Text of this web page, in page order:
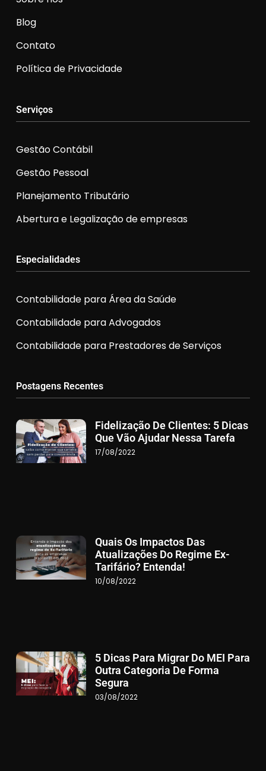
Blog
Contato
Política de Privacidade
Serviços
Gestão Contábil
Gestão Pessoal
Planejamento Tributário
Abertura e Legalização de empresas
Especialidades
Contabilidade para Área da Saúde
Contabilidade para Advogados
Contabilidade para Prestadores de Serviços
Postagens Recentes
Fidelização De Clientes: 5 Dicas
Que Vão Ajudar Nessa Tarefa
17/08/2022
Quais Os Impactos Das
Atualizações Do Regime Ex-
Tarifário? Entenda!
10/08/2022
5 Dicas Para Migrar Do MEI Para
Outra Categoria De Forma
Segura
03/08/2022